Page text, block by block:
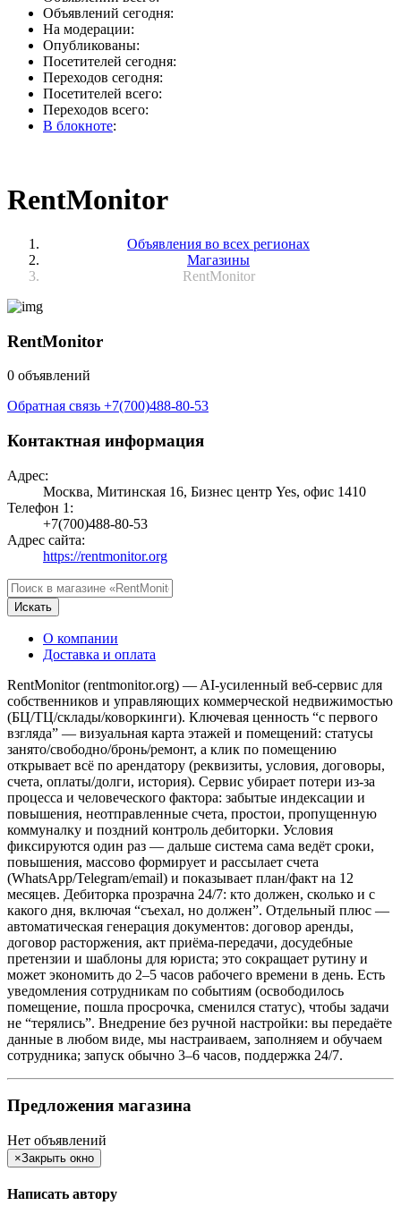
Объявлений сегодня:
На модерации:
Опубликованы:
Посетителей сегодня:
Переходов сегодня:
Посетителей всего:
Переходов всего:
В блокноте:
RentMonitor
Объявления во всех регионах
Магазины
RentMonitor
RentMonitor
0 объявлений
Обратная связь +7(700)488-80-53
Контактная информация
Адрес:
Москва, Митинская 16, Бизнес центр Yes, офис 1410
Телефон 1:
+7(700)488-80-53
Адрес сайта:
https://rentmonitor.org
Искать
О компании
Доставка и оплата
RentMonitor (rentmonitor.org) — AI-усиленный веб-сервис для
собственников и управляющих коммерческой недвижимостью
(БЦ/ТЦ/склады/коворкинги). Ключевая ценность “с первого
взгляда” — визуальная карта этажей и помещений: статусы
занято/свободно/бронь/ремонт, а клик по помещению
открывает всё по арендатору (реквизиты, условия, договоры,
счета, оплаты/долги, история). Сервис убирает потери из-за
процесса и человеческого фактора: забытые индексации и
повышения, неотправленные счета, простои, пропущенную
коммуналку и поздний контроль дебиторки. Условия
фиксируются один раз — дальше система сама ведёт сроки,
повышения, массово формирует и рассылает счета
(WhatsApp/Telegram/email) и показывает план/факт на 12
месяцев. Дебиторка прозрачна 24/7: кто должен, сколько и с
какого дня, включая “съехал, но должен”. Отдельный плюс —
автоматическая генерация документов: договор аренды,
договор расторжения, акт приёма-передачи, досудебные
претензии и шаблоны для юриста; это сокращает рутину и
может экономить до 2–5 часов рабочего времени в день. Есть
уведомления сотрудникам по событиям (освободилось
помещение, пошла просрочка, сменился статус), чтобы задачи
не “терялись”. Внедрение без ручной настройки: вы передаёте
данные в любом виде, мы настраиваем, заполняем и обучаем
сотрудника; запуск обычно 3–6 часов, поддержка 24/7.
Предложения магазина
Нет объявлений
×Закрыть окно
Написать автору